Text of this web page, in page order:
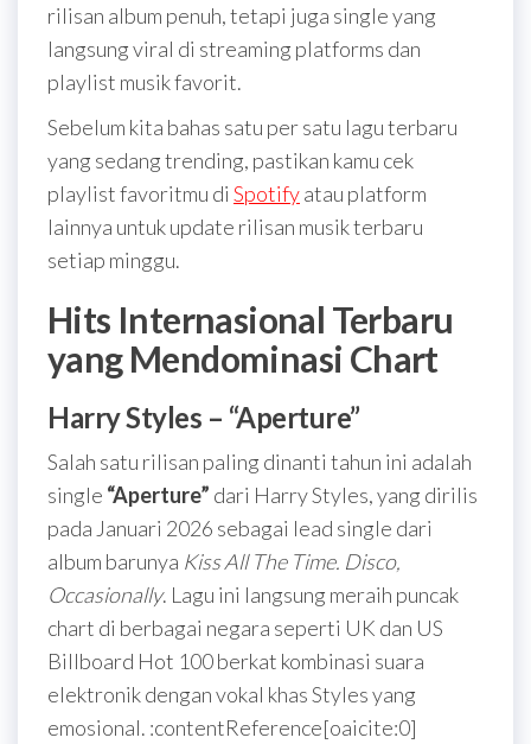
rilisan album penuh, tetapi juga single yang
langsung viral di streaming platforms dan
playlist musik favorit.
Sebelum kita bahas satu per satu lagu terbaru
yang sedang trending, pastikan kamu cek
playlist favoritmu di Spotifyatau platform
lainnya untuk update rilisan musik terbaru
setiap minggu.
Hits Internasional Terbaru
yang Mendominasi Chart
Harry Styles – “Aperture”
Salah satu rilisan paling dinanti tahun ini adalah
single “Aperture” dari Harry Styles, yang dirilis
pada Januari 2026 sebagai lead single dari
album barunya Kiss All The Time. Disco,
Occasionally. Lagu ini langsung meraih puncak
chart di berbagai negara seperti UK dan US
Billboard Hot 100 berkat kombinasi suara
elektronik dengan vokal khas Styles yang
emosional. :contentReference[oaicite:0]